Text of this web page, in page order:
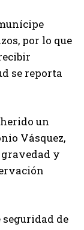
por lo que
se reporta
un
Vásquez,
y
de